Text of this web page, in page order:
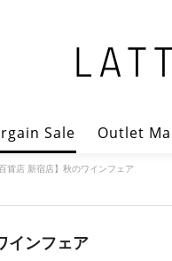
Sale Outlet
百貨店 新宿店】秋のワインフェア
インフェア